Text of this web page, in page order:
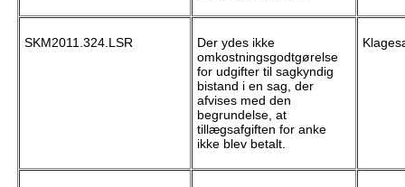
SKM2011.324.LSR
Der ydes ikke
omkostningsgodtgørelse
for udgifter til sagkyndig
bistand i en sag, der
afvises med den
begrundelse, at
tillægsafgiften for anke
ikke blev betalt.